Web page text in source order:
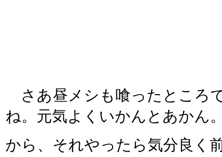
さあ昼メシも喰ったところ
ね。元気よくいかんとあかん
から、それやったら気分良く